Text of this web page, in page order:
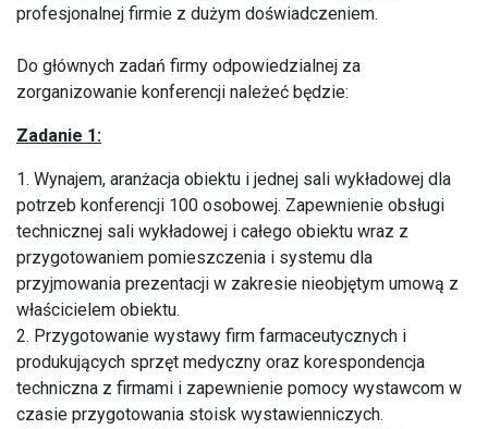
profesjonalnej firmie z dużym doświadczeniem.
Do głównych zadań firmy odpowiedzialnej za
zorganizowanie konferencji należeć będzie:
Zadanie 1:
1. Wynajem, aranżacja obiektu i jednej sali wykładowej dla
potrzeb konferencji 100 osobowej. Zapewnienie obsługi
technicznej sali wykładowej i całego obiektu wraz z
przygotowaniem pomieszczenia i systemu dla
przyjmowania prezentacji w zakresie nieobjętym umową z
właścicielem obiektu.
2. Przygotowanie wystawy firm farmaceutycznych i
produkujących sprzęt medyczny oraz korespondencja
techniczna z firmami i zapewnienie pomocy wystawcom w
czasie przygotowania stoisk wystawienniczych.